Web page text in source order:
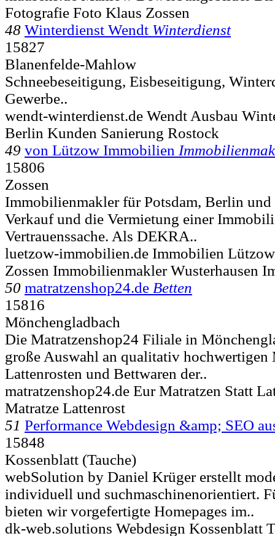
Fotografie Foto Klaus Zossen
48 Winterdienst Wendt Winterdienst
15827
Blanenfelde-Mahlow
Schneebeseitigung, Eisbeseitigung,
Gewerbe..
wendt-winterdienst.de Wendt Ausbau
Berlin Kunden Sanierung Rostock
49 von Lützow Immobilien
15806
Zossen
Immobilienmakler für Potsdam, Berlin
Verkauf und die Vermietung einer
Vertrauenssache. Als DEKRA..
luetzow-immobilien.de Immobilien
Zossen Immobilienmakler Wusterhausen
50 matratzenshop24.de Betten
15816
Mönchengladbach
Die Matratzenshop24 Filiale in
große Auswahl an qualitativ hochwertigen
Lattenrosten und Bettwaren der..
matratzenshop24.de Eur Matratzen Statt
Matratze Lattenrost
51 Performance Webdesign &amp; SEO
15848
Kossenblatt (Tauche)
webSolution by Daniel Krüger erstellt
individuell und suchmaschinenorientiert.
bieten wir vorgefertigte Homepages im..
dk-web.solutions Webdesign Kossenblatt